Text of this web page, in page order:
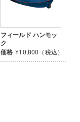
フィールド ハンモッ
ク
価格 ¥10,800（税込）